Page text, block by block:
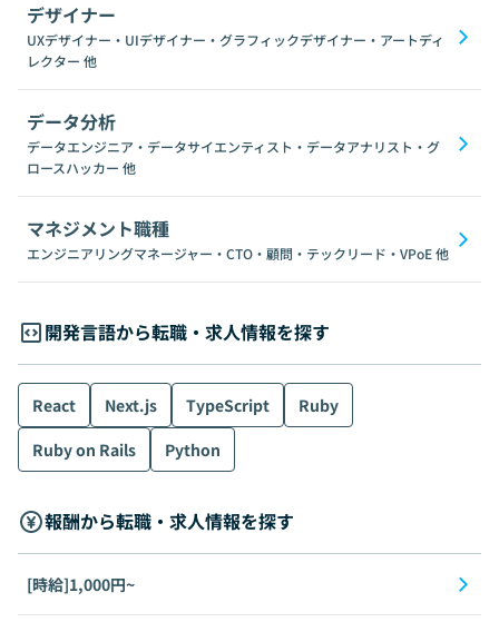
デザイナー
UXデザイナー・UIデザイナー・グラフィックデザイナー・アートディ
レクター 他
データ分析
データエンジニア・データサイエンティスト・データアナリスト・グ
ロースハッカー 他
マネジメント職種
エンジニアリングマネージャー・CTO・顧問・テックリード・VPoE他
開発言語から転職・求人情報を探す
React Next.js TypeScript
Ruby
Ruby on Rails
Python
報酬から転職・求人情報を探す
[時給]1,000円~